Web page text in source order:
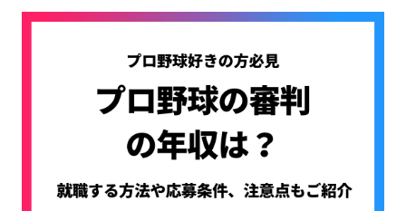
体育会学生の就活
社会人アスリートの転職
桑田真澄の「人生の勝利投手になるため
アスリートライブについて
アスリートのキャリアインタビュー